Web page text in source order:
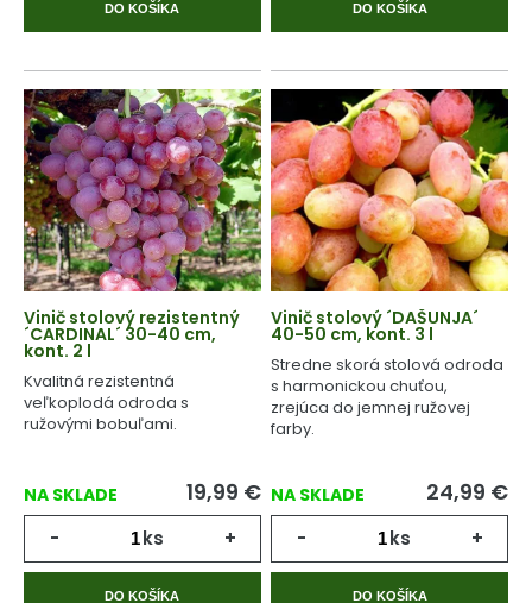
DO KOŠÍKA DO KOŠÍKA
Vinič stolový rezistentný
´CARDINAL´ 30-40 cm,
kont. 2 l
Kvalitná rezistentná
veľkoplodá odroda s
ružovými bobuľami.
NA SKLADE 19,99 €
- ks +
DO KOŠÍKA
Vinič stolový ´DAŠUNJA´
40-50 cm, kont. 3 l
Stredne skorá stolová odroda
s harmonickou chuťou,
zrejúca do jemnej ružovej
farby.
NA SKLADE 24,99 €
- ks +
DO KOŠÍKA